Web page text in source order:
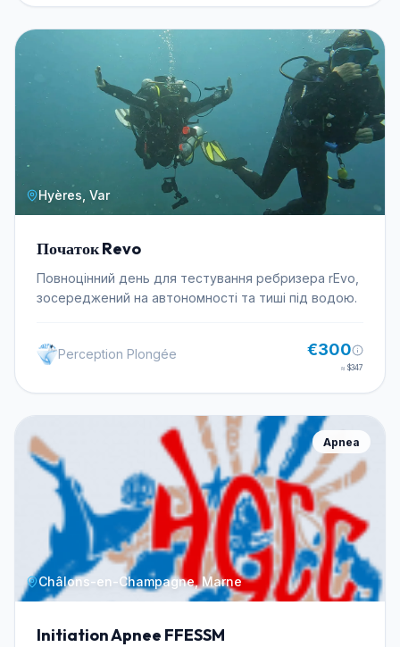
Hyères, Var
Початок Revo
Повноцінний день для тестування ребризера rEvo,
зосереджений на автономності та тиші під водою.
Perception Plongée €300
≈ $347
Apnea
Châlons-en-Champagne, Marne
Initiation Apnee FFESSM